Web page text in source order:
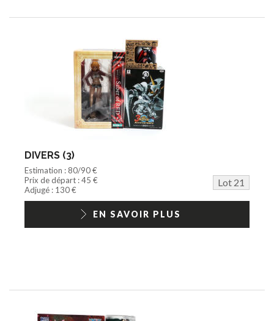
DIVERS (3)
Estimation : 80/90 €
Prix de départ : 45 €
Lot 21
Adjugé : 130 €
EN SAVOIR PLUS